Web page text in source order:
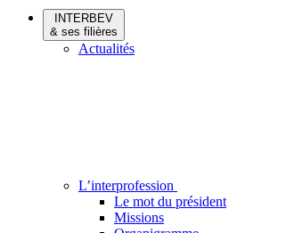
INTERBEV
& ses filières
Actualités
L’interprofession
Le mot du président
Missions